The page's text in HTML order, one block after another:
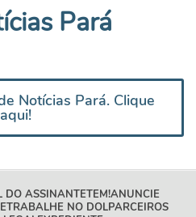
Pará
Notícias Pará. Clique
aqui!
DO ASSINANTETEM!ANUNCIE
TRABALHE NO DOLPARCEIROS